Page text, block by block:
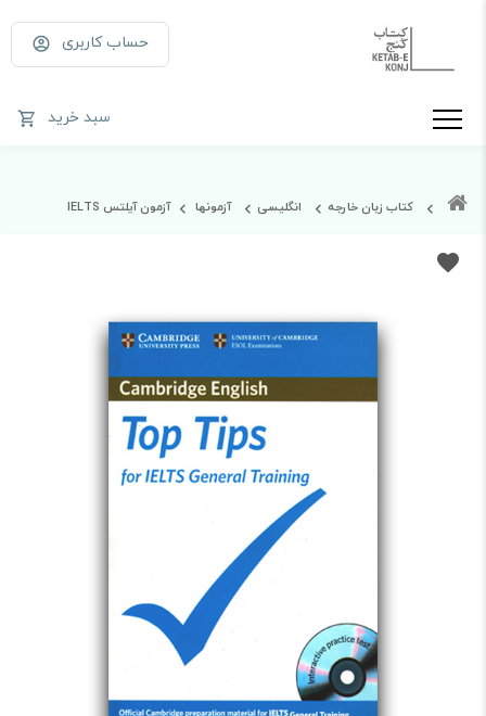
حساب کاربری
سبد خرید
کتاب زبان خارجه انگلیسی آزمونها آزمون آیلتس IELTS